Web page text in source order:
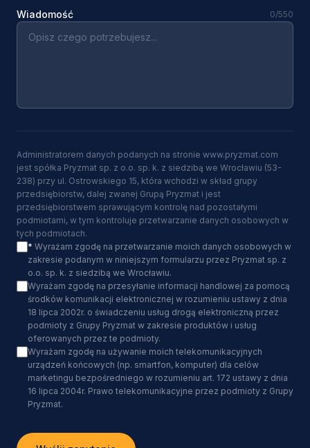
Wiadomość 0/550
Administratorem danych podanych na stronie www.pryzmat.com
jest spółka Pryzmat sp. z o.o. sp. k. z siedzibą we Wrocławiu (53-
238) przy ul. Ostrowskiego 15, która wchodzi w skład grupy
przedsiębiorstw, dalej zwanej Grupą Pryzmat i jest
przedsiębiorstwem sprawującym kontrolę nad pozostałymi
podmiotami, w tym kontroluje przetwarzanie danych osobowych w
tych podmiotach.
* Wyrażam zgodę na przetwarzanie moich danych osobowych w
zakresie podanym w niniejszym formularzu przez Pryzmat sp. z
o.o. sp. k. z siedzibą we Wrocławiu.
Wyrażam zgodę na przesyłanie informacji handlowej za pomocą
środków komunikacji elektronicznej w rozumieniu ustawy z dnia
18 lipca 2002r. o świadczeniu usług drogą elektroniczną przez
podmioty z Grupy Pryzmat w zakresie produktów i usług
oferowanych przez te podmioty.
Wyrażam zgodę na używanie moich telekomunikacyjnych
urządzeń końcowych (np. smartfon, komputer) dla celów
marketingu bezpośredniego w rozumieniu art. 172 ustawy z dnia
16 lipca 2004r. Prawo telekomunikacyjne przez podmioty z Grupy
Pryzmat.